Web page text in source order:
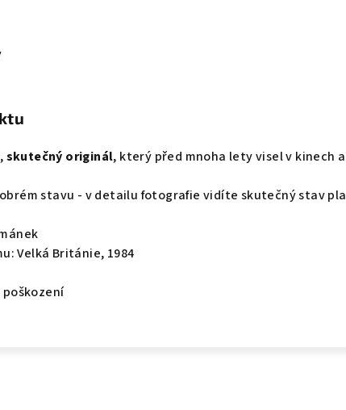
skutečný originál, který před mnoha lety visel v kinech
stavu - v detailu fotografie vidíte skutečný stav
Velká Británie, 1984